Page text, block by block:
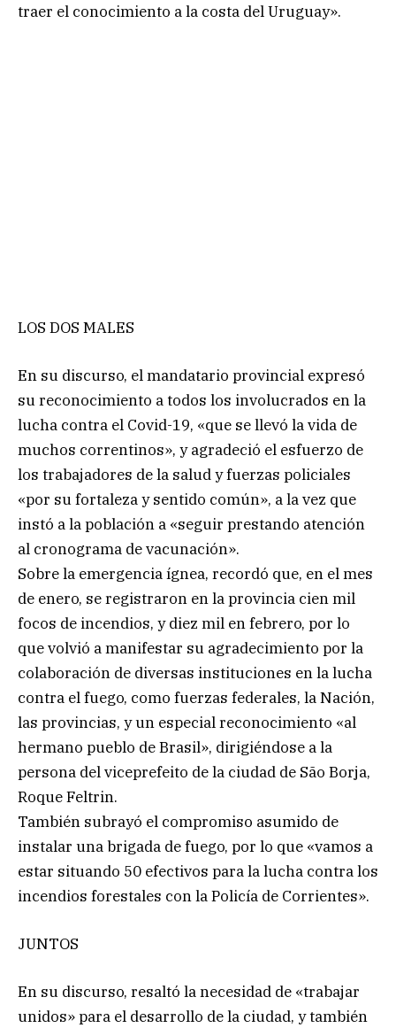
traer el conocimiento a la costa del Uruguay».
LOS DOS MALES
En su discurso, el mandatario provincial expresó
su reconocimiento a todos los involucrados en la
lucha contra el Covid-19, «que se llevó la vida de
muchos correntinos», y agradeció el esfuerzo de
los trabajadores de la salud y fuerzas policiales
«por su fortaleza y sentido común», a la vez que
instó a la población a «seguir prestando atención
al cronograma de vacunación».
Sobre la emergencia ígnea, recordó que, en el mes
de enero, se registraron en la provincia cien mil
focos de incendios, y diez mil en febrero, por lo
que volvió a manifestar su agradecimiento por la
colaboración de diversas instituciones en la lucha
contra el fuego, como fuerzas federales, la Nación,
las provincias, y un especial reconocimiento «al
hermano pueblo de Brasil», dirigiéndose a la
persona del viceprefeito de la ciudad de São Borja,
Roque Feltrin.
También subrayó el compromiso asumido de
instalar una brigada de fuego, por lo que «vamos a
estar situando 50 efectivos para la lucha contra los
incendios forestales con la Policía de Corrientes».
JUNTOS
En su discurso, resaltó la necesidad de «trabajar
unidos» para el desarrollo de la ciudad, y también